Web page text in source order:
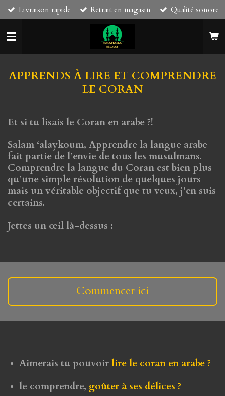
Passer
au
contenu
principal
Livraison rapide Retrait en magasin Qualité sonore
APPRENDS À LIRE ET COMPRENDRE
LE CORAN
Et si tu lisais le Coran en arabe ?!
Salam ‘alaykoum, Apprendre la langue arabe
fait partie de l’envie de tous les musulmans.
Comprendre la langue du Coran est bien plus
qu’une simple résolution de quelques jours
mais un véritable objectif que tu veux, j’en suis
certains.
Jettes un œil là-dessus :
Commencer ici
Aimerais tu pouvoirlire le coran en arabe ?
le comprendre, goûter à ses délices ?